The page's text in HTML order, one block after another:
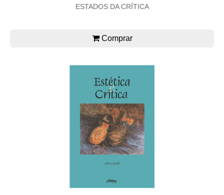
ESTADOS DA CRÍTICA
Comprar